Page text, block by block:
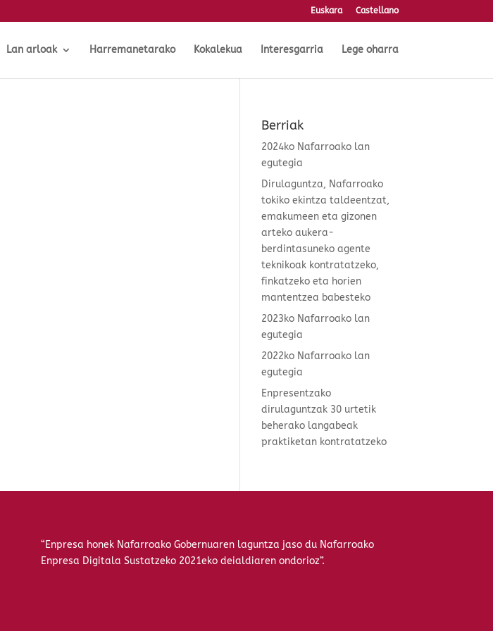
Euskara Castellano
Lan arloak Harremanetarako Kokalekua Interesgarria Lege oharra
Berriak
2024ko Nafarroako lan
egutegia
Dirulaguntza, Nafarroako
tokiko ekintza taldeentzat,
emakumeen eta gizonen
arteko aukera-
berdintasuneko agente
teknikoak kontratatzeko,
finkatzeko eta horien
mantentzea babesteko
2023ko Nafarroako lan
egutegia
2022ko Nafarroako lan
egutegia
Enpresentzako
dirulaguntzak 30 urtetik
beherako langabeak
praktiketan kontratatzeko
“Enpresa honek Nafarroako Gobernuaren laguntza jaso du Nafarroako
Enpresa Digitala Sustatzeko 2021eko deialdiaren ondorioz”.